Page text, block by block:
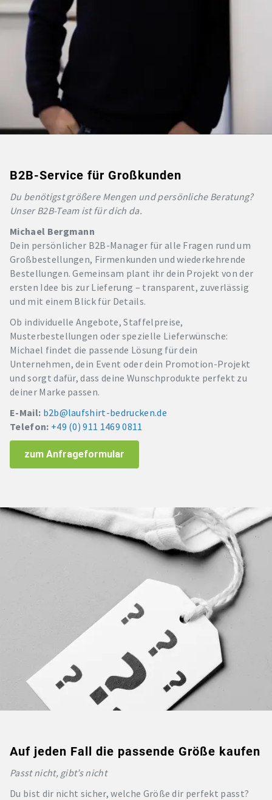
B2B-Service für Großkunden
Du benötigst größere Mengen und persönliche Beratung?
Unser B2B-Team ist für dich da.
Michael Bergmann
Dein persönlicher B2B-Manager für alle Fragen rund um
Großbestellungen, Firmenkunden und wiederkehrende
Bestellungen. Gemeinsam plant ihr dein Projekt von der
ersten Idee bis zur Lieferung – transparent, zuverlässig
und mit einem Blick für Details.
Ob individuelle Angebote, Staffelpreise,
Musterbestellungen oder spezielle Lieferwünsche:
Michael findet die passende Lösung für dein
Unternehmen, dein Event oder dein Promotion-Projekt
und sorgt dafür, dass deine Wunschprodukte perfekt zu
deiner Marke passen.
E-Mail: b2b@laufshirt-bedrucken.de
Telefon: +49 (0) 911 1469 0811
zum Anfrageformular
Auf jeden Fall die passende Größe kaufen
Passt nicht, gibt’s nicht
Du bist dir nicht sicher, welche Größe dir perfekt passt?